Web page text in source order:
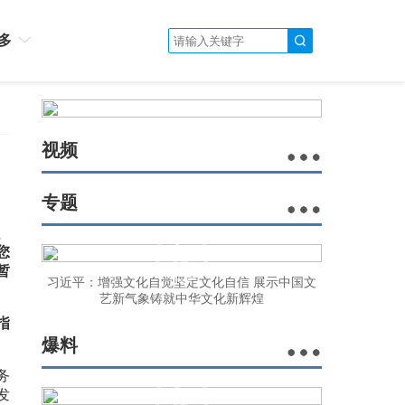
视频
专题
习近平：增强文化自觉坚定文化自信 展示中国文
艺新气象铸就中华文化新辉煌
爆料